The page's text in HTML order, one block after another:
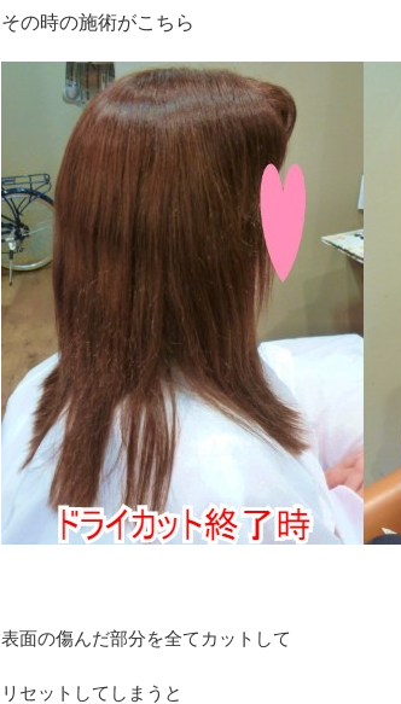
その時の施術がこちら
表面の傷んだ部分を全てカットして
リセットしてしまうと